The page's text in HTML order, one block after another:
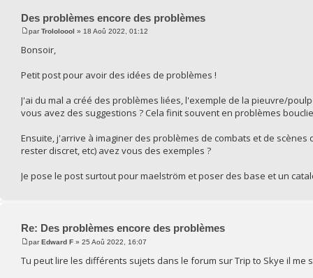
Des problèmes encore des problèmes
parTrololoool » 18 Aoû 2022, 01:12
Bonsoir,
Petit post pour avoir des idées de problèmes !
J'ai du mal a créé des problèmes liées, l'exemple de la pieuvre/
vous avez des suggestions ? Cela finit souvent en problèmes
Ensuite, j'arrive à imaginer des problèmes de combats et de
rester discret, etc) avez vous des exemples ?
Je pose le post surtout pour maelström et poser des base et un
Re: Des problèmes encore des problèmes
parEdward F » 25 Aoû 2022, 16:07
Tu peut lire les différents sujets dans le forum sur Trip to Skye il